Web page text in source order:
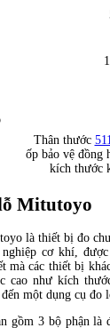
Thân thước
ốp bảo vệ đồng
kích thước
Mitutoyo
là thiết bị đo
nghiệp cơ khí,
mà các thiết bị
cao như kích
một dụng cụ đo
gồm 3 bộ phận là